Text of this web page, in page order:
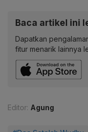
Baca artikel ini
Dapatkan
fitur menarik lainnya
Editor: Agung